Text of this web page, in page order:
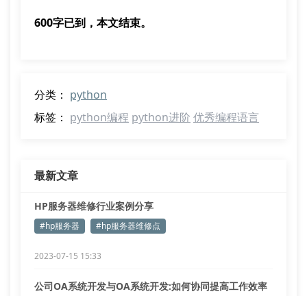
600字已到，本文结束。
分类： python
标签： python编程 python进阶 优秀编程语言
最新文章
HP服务器维修行业案例分享
#hp服务器 #hp服务器维修点
2023-07-15 15:33
公司OA系统开发与OA系统开发:如何协同提高工作效率